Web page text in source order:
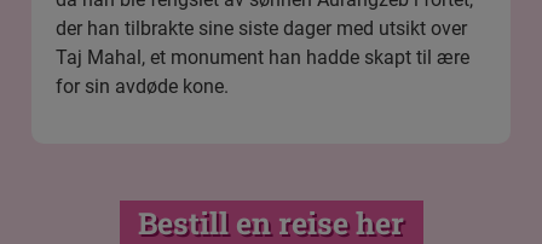
der han tilbrakte sine siste dager med utsikt over
Taj Mahal, et monument han hadde skapt til ære
for sin avdøde kone.
Bestill en reise her